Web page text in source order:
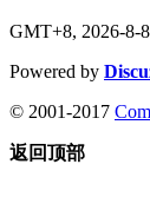
GMT+8, 2026-8-
Powered by
© 2001-2017
返回顶部